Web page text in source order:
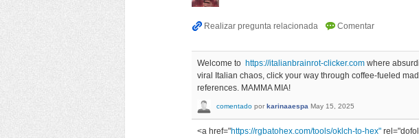
Welcome to https://italianbrainrot-clicker.com where
viral Italian chaos, click your way through coffee-fueled
references. MAMMA MIA!
comentado por karinaaespa May 15, 2025
<a href="https://rgbatohex.com/tools/oklch-to-hex"